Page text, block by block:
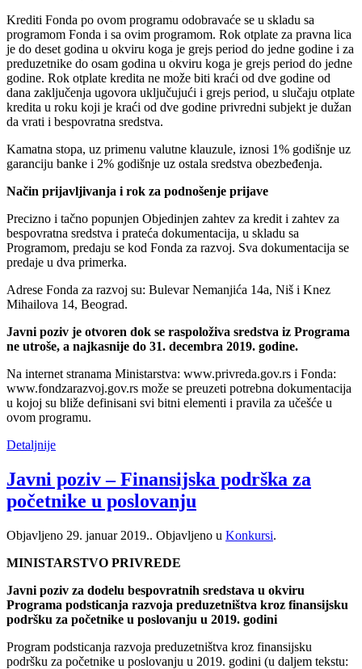
Krediti Fonda po ovom programu odobravaće se u skladu sa
programom Fonda i sa ovim programom. Rok otplate za pravna lica
je do deset godina u okviru koga je grejs period do jedne godine i za
preduzetnike do osam godina u okviru koga je grejs period do jedne
godine. Rok otplate kredita ne može biti kraći od dve godine od
dana zaključenja ugovora uključujući i grejs period, u slučaju otplate
kredita u roku koji je kraći od dve godine privredni subjekt je dužan
da vrati i bespovratna sredstva.
Kamatna stopa, uz primenu valutne klauzule, iznosi 1% godišnje uz
garanciju banke i 2% godišnje uz ostala sredstva obezbeđenja.
Način prijavljivanja i rok za podnošenje prijave
Precizno i tačno popunjen Objedinjen zahtev za kredit i zahtev za
bespovratna sredstva i prateća dokumentacija, u skladu sa
Programom, predaju se kod Fonda za razvoj. Sva dokumentacija se
predaje u dva primerka.
Adrese Fonda za razvoj su: Bulevar Nemanjića 14a, Niš i Knez
Mihailova 14, Beograd.
Javni poziv je otvoren dok se raspoloživa sredstva iz Programa
ne utroše, a najkasnije do 31. decembra 2019. godine.
Na internet stranama Ministarstva: www.privreda.gov.rs i Fonda:
www.fondzarazvoj.gov.rs može se preuzeti potrebna dokumentacija
u kojoj su bliže definisani svi bitni elementi i pravila za učešće u
ovom programu.
Detaljnije
Javni poziv – Finansijska podrška za
početnike u poslovanju
Objavljeno 29. januar 2019.. Objavljeno u Konkursi.
MINISTARSTVO PRIVREDE
Javni poziv za dodelu bespovratnih sredstava u okviru
Programa podsticanja razvoja preduzetništva kroz finansijsku
podršku za početnike u poslovanju u 2019. godini
Program podsticanja razvoja preduzetništva kroz finansijsku
podršku za početnike u poslovanju u 2019. godini (u daljem tekstu: